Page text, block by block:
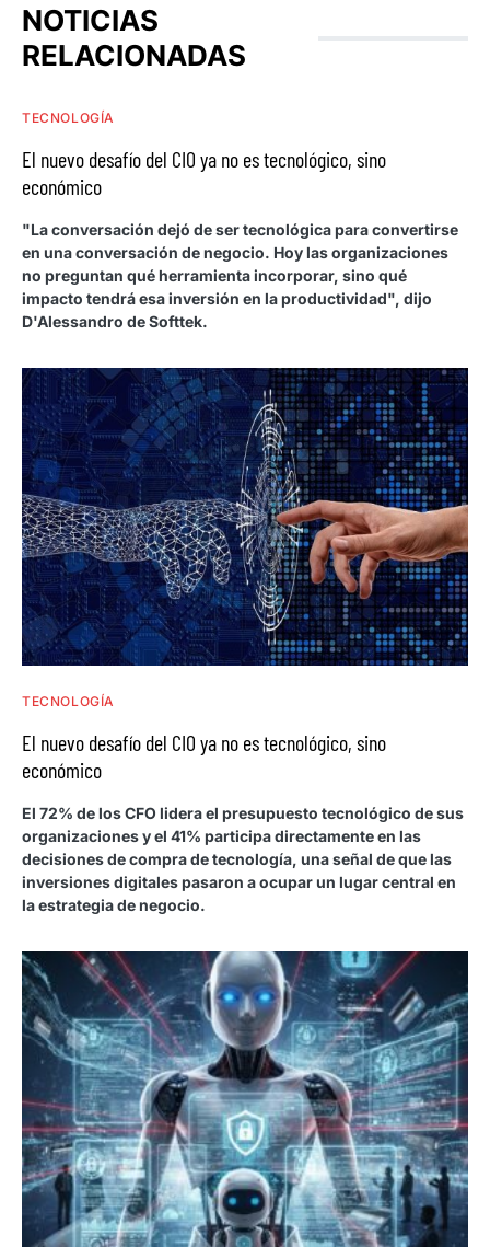
NOTICIAS
RELACIONADAS
TECNOLOGÍA
El nuevo desafío del CIO ya no es tecnológico, sino
económico
"La conversación dejó de ser tecnológica para convertirse
en una conversación de negocio. Hoy las organizaciones
no preguntan qué herramienta incorporar, sino qué
impacto tendrá esa inversión en la productividad", dijo
D'Alessandro de Softtek.
TECNOLOGÍA
El nuevo desafío del CIO ya no es tecnológico, sino
económico
El 72% de los CFO lidera el presupuesto tecnológico de sus
organizaciones y el 41% participa directamente en las
decisiones de compra de tecnología, una señal de que las
inversiones digitales pasaron a ocupar un lugar central en
la estrategia de negocio.